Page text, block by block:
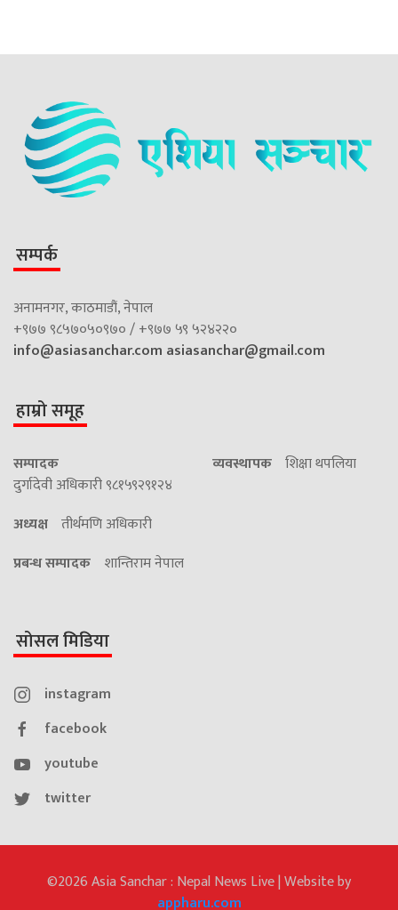
सम्पर्क
अनामनगर, काठमाडौं, नेपाल
+९७७ ९८५७०५०९७० / +९७७ ५९ ५२४२२०
info@asiasanchar.com asiasanchar@gmail.com
हाम्रो समूह
सम्पादक
दुर्गादेवी अधिकारी ९८१५९२९१२४
व्यवस्थापक शिक्षा थपलिया
अध्यक्ष तीर्थमणि अधिकारी
प्रबन्ध सम्पादक शान्तिराम नेपाल
सोसल मिडिया
instagram
facebook
youtube
twitter
©2026 Asia Sanchar : Nepal News Live | Website by
appharu.com